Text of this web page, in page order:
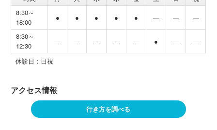
8:30～
18:00
● ● ● ● ● ― ― ―
8:30～
12:30
― ― ― ― ― ● ― ―
休診日：日祝
アクセス情報
行き方を調べる